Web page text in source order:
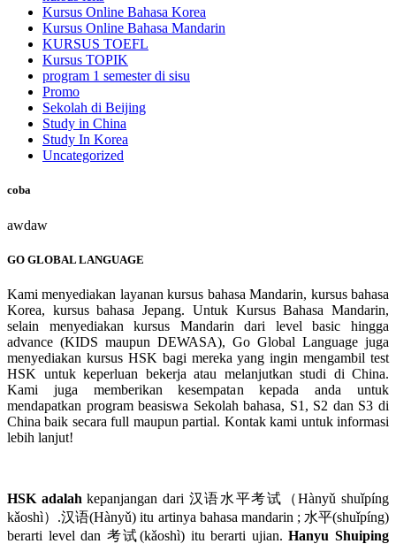
Kursus Online Bahasa Korea
Kursus Online Bahasa Mandarin
KURSUS TOEFL
Kursus TOPIK
program 1 semester di sisu
Promo
Sekolah di Beijing
Study in China
Study In Korea
Uncategorized
coba
awdaw
GO GLOBAL LANGUAGE
Kami menyediakan layanan kursus bahasa Mandarin, kursus bahasa
Korea, kursus bahasa Jepang. Untuk Kursus Bahasa Mandarin,
selain menyediakan kursus Mandarin dari level basic hingga
advance (KIDS maupun DEWASA), Go Global Language juga
menyediakan kursus HSK bagi mereka yang ingin mengambil test
HSK untuk keperluan bekerja atau melanjutkan studi di China.
Kami juga memberikan kesempatan kepada anda untuk
mendapatkan program beasiswa Sekolah bahasa, S1, S2 dan S3 di
China baik secara full maupun partial. Kontak kami untuk informasi
lebih lanjut!
HSK adalah kepanjangan dari 汉语水平考试（Hànyǔ shuǐpíng
kǎoshì）.汉语(Hànyǔ) itu artinya bahasa mandarin ; 水平(shuǐpíng)
berarti level dan 考试(kǎoshì) itu berarti ujian.Hanyu Shuiping